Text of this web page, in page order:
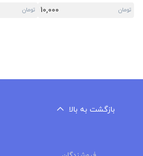
تومان 10,000 تومان
بازگشت به بالا